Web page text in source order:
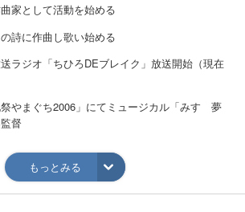
家として活動を始める
詩に作曲し歌い始める
ラジオ「ちひろDEブレイク」放送開始（現在
祭やまぐち2006」にてミュージカル「みすゞ夢
督
県元智大学「日本文化祭」にて講演
県「日本台湾音楽交流文化祭」日本代表出演
もっとみる